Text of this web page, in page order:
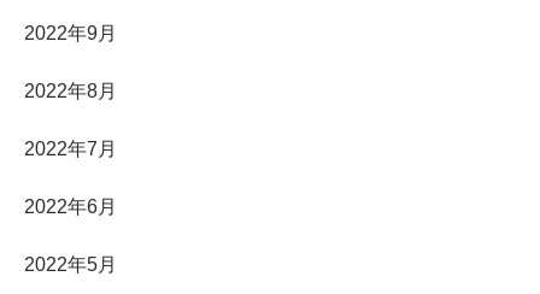
2022年9月
2022年8月
2022年7月
2022年6月
2022年5月